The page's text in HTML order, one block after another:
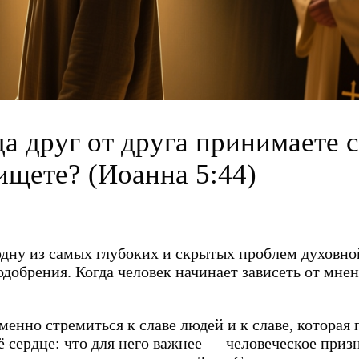
друг от друга принимаете
(Иоанна 5:44)
из самых глубоких и скрытых проблем
Когда человек начинает зависеть от
стремиться к славе людей и к славе, которая
что для него важнее — человеческое